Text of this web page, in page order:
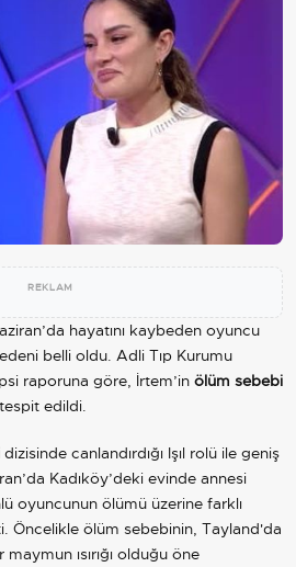
REKLAM
hayatını kaybeden oyuncu
belli oldu. Adli Tıp Kurumu
raporuna göre, İrtem’in ölüm sebebi
edildi.
dizisinde canlandırdığı Işıl rolü ile geniş
Kadıköy’deki evinde annesi
oyuncunun ölümü üzerine farklı
Öncelikle ölüm sebebinin, Tayland'da
ısırığı olduğu öne